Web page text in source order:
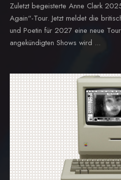
Zuletzt begeisterte Anne Clark
Again“-Tour. Jetzt meldet die
und Poetin für 2027 eine neue
angekündigten Shows wird ...